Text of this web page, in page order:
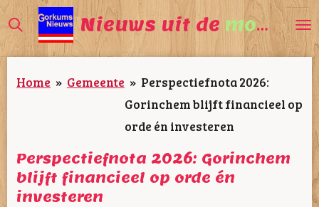
Ga
direct
naar
de
Nieuws uit de mooiste
Home » Gemeente » Perspectiefnota 2026:
Gorinchem blijft financieel op
orde én investeren
Perspectiefnota 2026: Gorinchem
blijft financieel op orde én
investeren